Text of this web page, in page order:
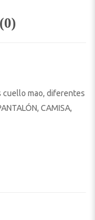
cuello mao, diferentes
CAMISA,